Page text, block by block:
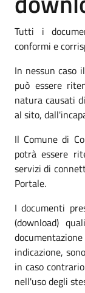
Tutti i
conformi e
In nessun caso
può essere
natura causati
al sito,
Il Comune di
potrà essere
servizi di
Portale.
I documenti
(download)
indicazione,
in caso
nell'uso degli